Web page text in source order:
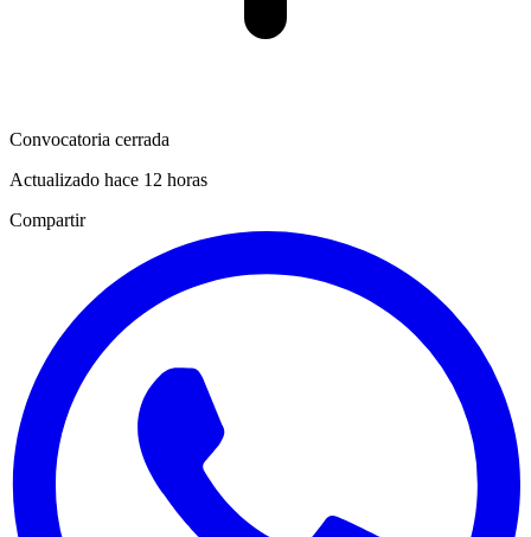
Convocatoria cerrada
Actualizado hace 12 horas
Compartir